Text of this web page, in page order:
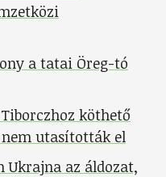
a tatai Öreg-tó
köthető
utasították el
Ukrajna az áldozat,